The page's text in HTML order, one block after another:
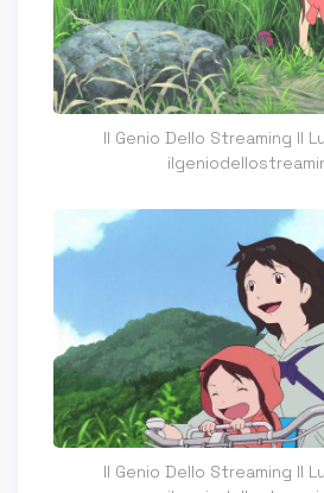
Il Genio Dello Streaming Il
Il Genio Dello Streaming Il